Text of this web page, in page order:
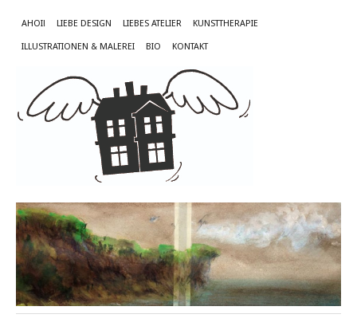
AHOI! LIEBE DESIGN LIEBES ATELIER KUNSTTHERAPIE
ILLUSTRATIONEN & MALEREI BIO KONTAKT